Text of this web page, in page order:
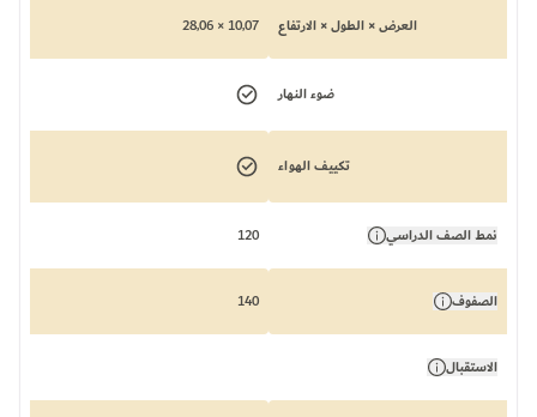
العرض × الطول × الارتفاع 10,07 × 28,06
ضوء النهار
تكييف الهواء
نمط الصف الدراسي 120
الصفوف 140
الاستقبال